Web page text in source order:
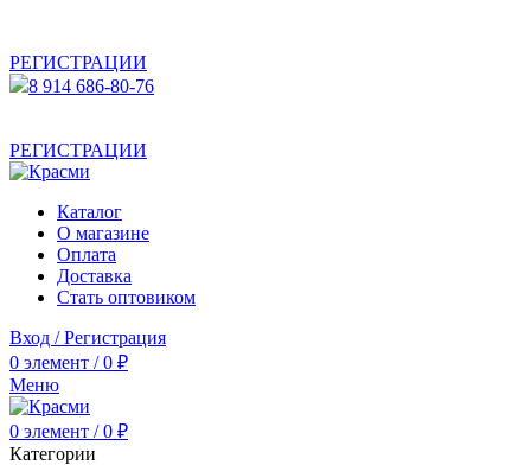
РЕГИСТРАЦИИ
8 914 686-80-76
РЕГИСТРАЦИИ
Каталог
О магазине
Оплата
Доставка
Стать оптовиком
Вход / Регистрация
0 элемент / 0 ₽
Меню
0 элемент / 0 ₽
Категории